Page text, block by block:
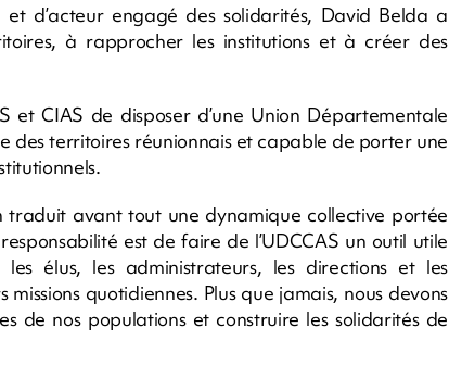
d’acteur engagé des solidarités, David Belda a
à rapprocher les institutions et à créer des
et CIAS de disposer d’une Union Départementale
des territoires réunionnais et capable de porter une
avant tout une dynamique collective portée
est de faire de l’UDCCAS un outil utile
élus, les administrateurs, les directions et les
missions quotidiennes. Plus que jamais, nous devons
de nos populations et construire les solidarités de